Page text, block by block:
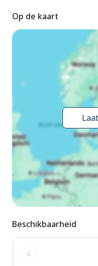
verzorgde tuin met
x 10 m,
15.Sep.).
medegebruik, extra).
m, bushalte 400 m,
Triest)" 20 km,
Thermae" 15 km.
kinderspeelplaats 100 m.
Op de kaart
Beschikbaarheid